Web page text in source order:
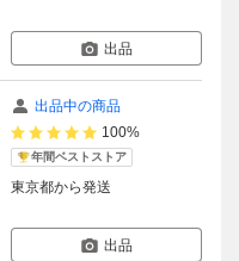
出品
出品中の商品
100%
年間ベストストア
東京都から発送
出品